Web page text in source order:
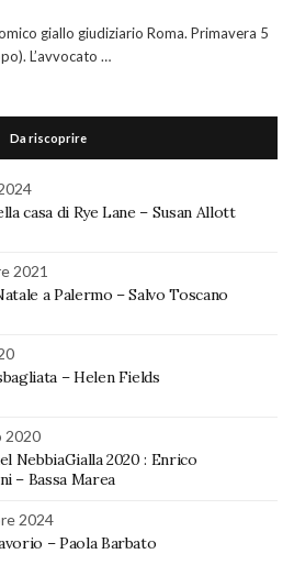
giallo giudiziario Roma. Primavera 5
L’avvocato …
Da riscoprire
casa di Rye Lane – Susan Allott
2021
a Palermo – Salvo Toscano
– Helen Fields
2020
NebbiaGialla 2020 : Enrico
– Bassa Marea
2024
– Paola Barbato